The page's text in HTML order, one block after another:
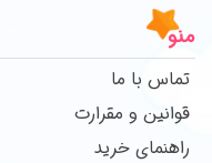
منو
تماس با ما
قوانین و مقرارت
راهنمای خرید